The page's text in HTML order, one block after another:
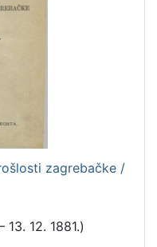
zagrebačke /
13. 12. 1881.)